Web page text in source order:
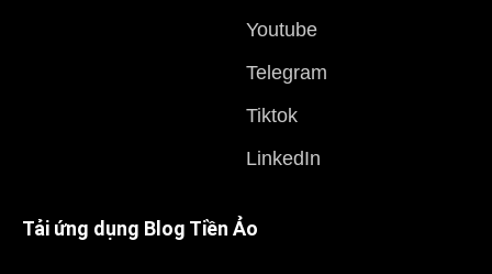
Youtube
Telegram
Tiktok
LinkedIn
Tải ứng dụng Blog Tiền Ảo